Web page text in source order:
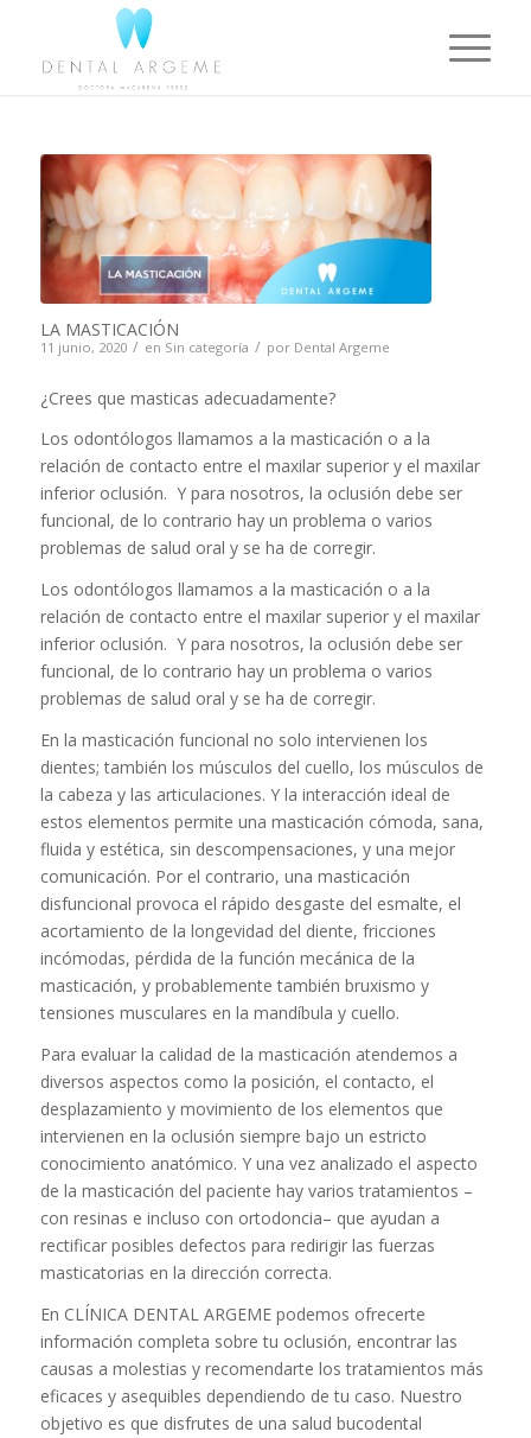
LA MASTICACIÓN
11 junio, 2020 / en Sin categoría / por Dental Argeme
¿Crees que masticas adecuadamente?
Los odontólogos llamamos a la masticación o a la
relación de contacto entre el maxilar superior y el maxilar
inferior oclusión. Y para nosotros, la oclusión debe ser
funcional, de lo contrario hay un problema o varios
problemas de salud oral y se ha de corregir.
Los odontólogos llamamos a la masticación o a la
relación de contacto entre el maxilar superior y el maxilar
inferior oclusión. Y para nosotros, la oclusión debe ser
funcional, de lo contrario hay un problema o varios
problemas de salud oral y se ha de corregir.
En la masticación funcional no solo intervienen los
dientes; también los músculos del cuello, los músculos de
la cabeza y las articulaciones. Y la interacción ideal de
estos elementos permite una masticación cómoda, sana,
fluida y estética, sin descompensaciones, y una mejor
comunicación. Por el contrario, una masticación
disfuncional provoca el rápido desgaste del esmalte, el
acortamiento de la longevidad del diente, fricciones
incómodas, pérdida de la función mecánica de la
masticación, y probablemente también bruxismo y
tensiones musculares en la mandíbula y cuello.
Para evaluar la calidad de la masticación atendemos a
diversos aspectos como la posición, el contacto, el
desplazamiento y movimiento de los elementos que
intervienen en la oclusión siempre bajo un estricto
conocimiento anatómico. Y una vez analizado el aspecto
de la masticación del paciente hay varios tratamientos –
con resinas e incluso con ortodoncia– que ayudan a
rectificar posibles defectos para redirigir las fuerzas
masticatorias en la dirección correcta.
En CLÍNICA DENTAL ARGEME podemos ofrecerte
información completa sobre tu oclusión, encontrar las
causas a molestias y recomendarte los tratamientos más
eficaces y asequibles dependiendo de tu caso. Nuestro
objetivo es que disfrutes de una salud bucodental